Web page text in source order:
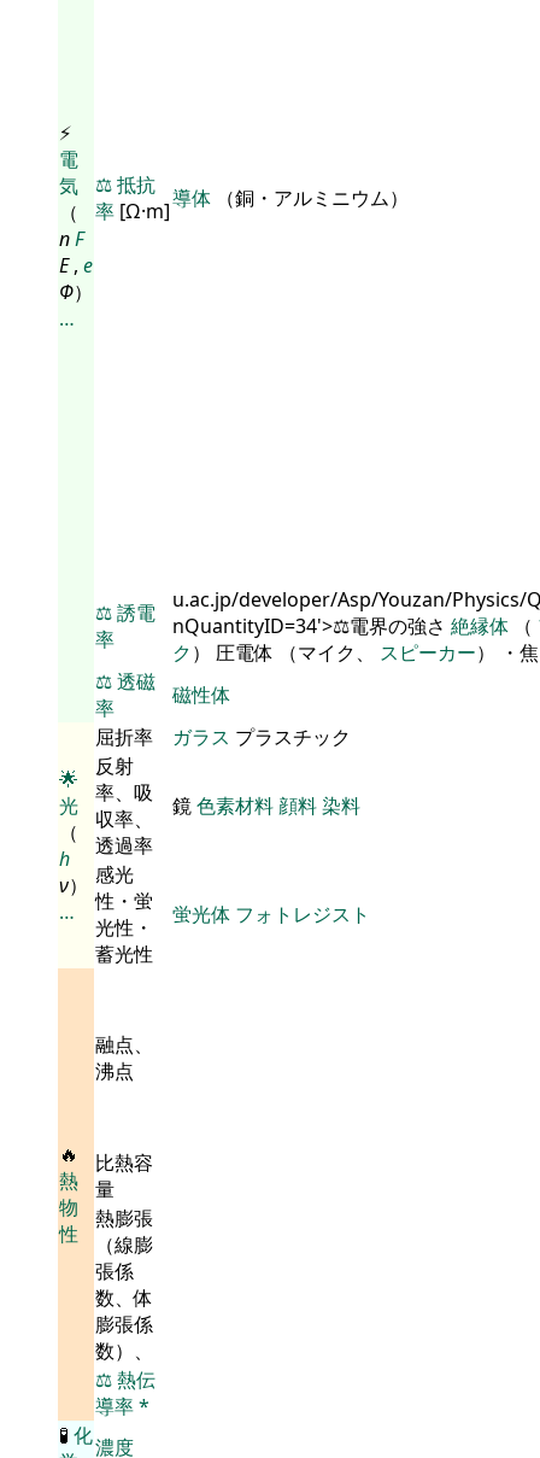
⚡
電
気
（
nF
E, e
Φ）
…
⚖️抵抗
率 [Ω·m]導体 （銅・アルミニウム）
⚖️誘電
率
u.ac.jp/developer/Asp/Youzan/Physics/
nQuantityID=34'>⚖️電界の強さ 絶縁体 （
ク） 圧電体 （マイク、 スピーカー） ・
⚖️透磁
率
磁性体
🌟
光
（
h
ν）
…
屈折率 ガラス プラスチック
反射
率、吸
収率、
透過率
鏡色素材料 顔料染料
感光
性・蛍
光性・
蓄光性
蛍光体 フォトレジスト
🔥
熱
物
性
融点、
沸点
比熱容
量
熱膨張
（線膨
張係
数、体
膨張係
数）、
⚖️熱伝
導率*
🧪 化濃度